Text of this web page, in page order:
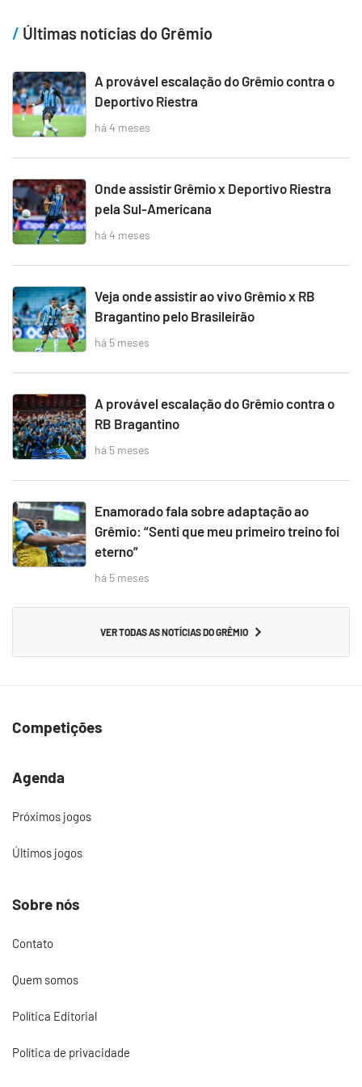
Últimas notícias do Grêmio
A provável escalação do Grêmio contra o
Deportivo Riestra
há 4 meses
Onde assistir Grêmio x Deportivo Riestra
pela Sul-Americana
há 4 meses
Veja onde assistir ao vivo Grêmio x RB
Bragantino pelo Brasileirão
há 5 meses
A provável escalação do Grêmio contra o
RB Bragantino
há 5 meses
Enamorado fala sobre adaptação ao
Grêmio: “Senti que meu primeiro treino foi
eterno”
há 5 meses
VER TODAS AS NOTÍCIAS DO GRÊMIO
Competições
Agenda
Próximos jogos
Últimos jogos
Sobre nós
Contato
Quem somos
Política Editorial
Política de privacidade